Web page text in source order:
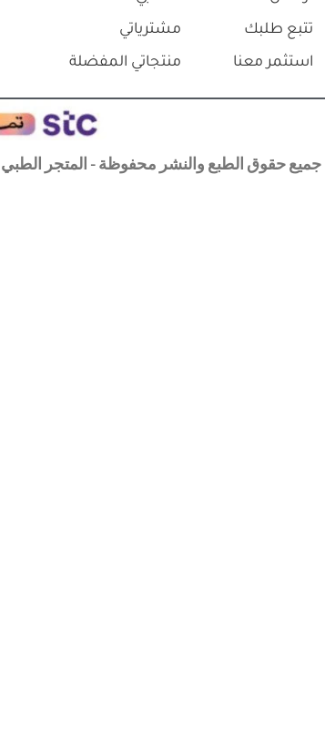
تتبع طلبك
استثمر معنا
مشترياتي
منتجاتي المفضلة
جميع حقوق الطبع والنشر محفوظة - المتجر الطبي